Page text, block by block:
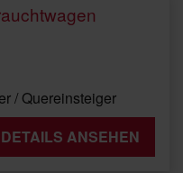
/ Quereinsteiger
DETAILS ANSEHEN